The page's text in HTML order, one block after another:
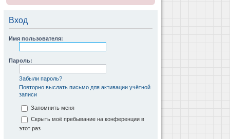
Вход
Имя пользователя:
Пароль:
Забыли пароль?
Повторно выслать письмо для активации учётной
записи
Запомнить меня
Скрыть моё пребывание на конференции в
этот раз